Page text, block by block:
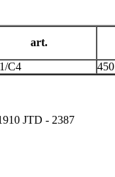
art.
C4 450
JTD - 2387